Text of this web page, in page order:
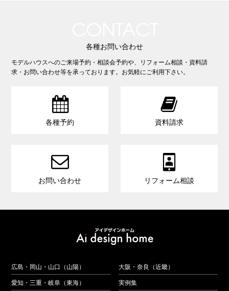
各種お問い合わせ
モデルハウスへのご来場予約・相談会予約や、リフォーム相談・資料請
求・お問い合わせ等を承っております。お気軽にご利用下さい。

各種予約

資料請求

お問い合わせ

リフォーム相談
広島・岡山・山口（山陽） 大阪・奈良（近畿）
愛知・三重・岐阜（東海） 実例集